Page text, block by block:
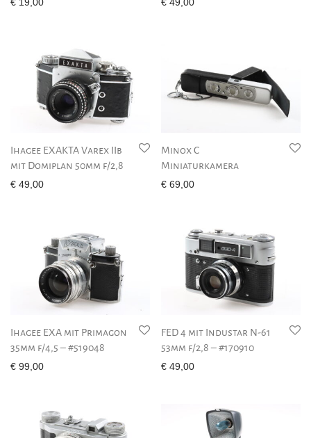
Ihagee EXAKTA Varex IIb
mit Domiplan 50mm f/2,8
€ 49,00
Minox C
Miniaturkamera
€ 69,00
Ihagee EXA mit Primagon
35mm f/4,5 – #519048
€ 99,00
FED 4 mit Industar N-61
53mm f/2,8 – #170910
€ 49,00